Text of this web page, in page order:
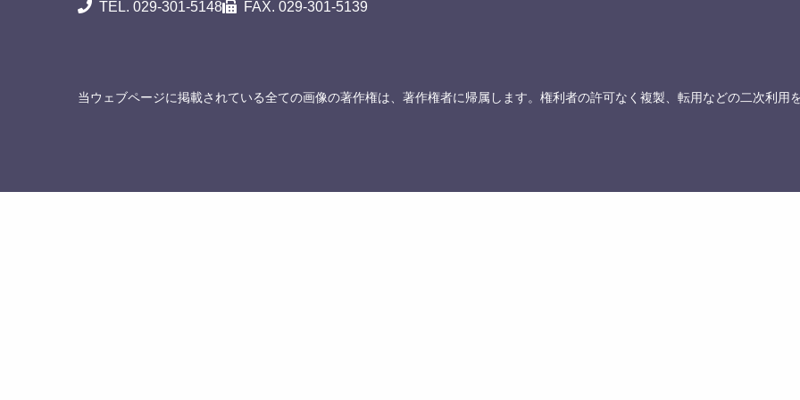
TEL. 029-301-5148
FAX. 029-301-5139
当ウェブページに掲載されている全ての画像の著作権は、著作権者に帰属します。権利者の許可なく複製、転用などの二次利用